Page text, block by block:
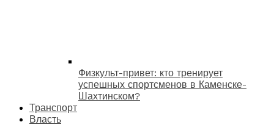
Физкульт-привет: кто тренирует
успешных спортсменов в Каменске-
Шахтинском?
Транспорт
Власть